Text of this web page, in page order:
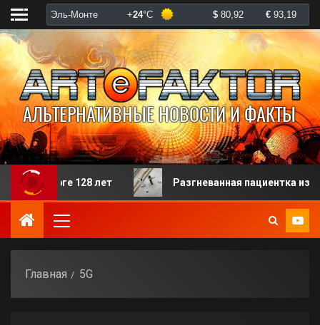
морге 128 лет Разгневанная пациентка избила
Главная 5G